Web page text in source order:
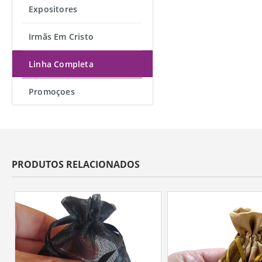
Expositores
Irmãs Em Cristo
Linha Completa
Promoçoes
PRODUTOS RELACIONADOS